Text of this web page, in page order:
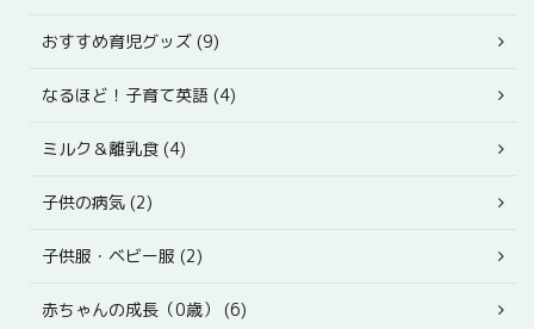
おすすめ育児グッズ (9)
なるほど！子育て英語 (4)
ミルク＆離乳食 (4)
子供の病気 (2)
子供服・ベビー服 (2)
赤ちゃんの成長（0歳） (6)